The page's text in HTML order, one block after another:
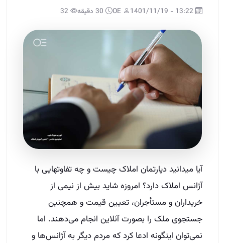
آیا می­دانید دپارتمان املاک چیست و چه تفاوت­هایی با
آژانس املاک دارد؟ امروزه شاید بیش از نیمی از
خریداران و مستأجران، تعیین قیمت و همچنین
جستجوی ملک را بصورت آنلاین انجام می‌دهند. اما
نمی‌توان این­گونه ادعا کرد که مردم دیگر به آژانس‌ها و